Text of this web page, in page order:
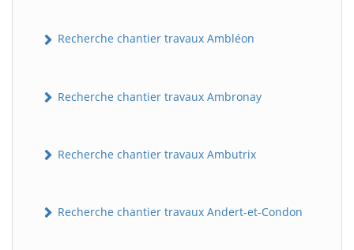
Recherche chantier travaux Ambléon
Recherche chantier travaux Ambronay
Recherche chantier travaux Ambutrix
Recherche chantier travaux Andert-et-Condon